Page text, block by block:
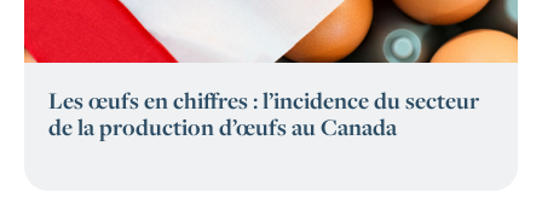
Les œufs en chiffres : l’incidence du secteur
de la production d’œufs au Canada